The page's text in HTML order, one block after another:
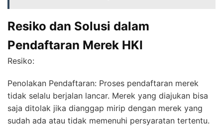
Resiko dan Solusi dalam
Pendaftaran Merek HKI
Resiko:
Penolakan Pendaftaran: Proses pendaftaran merek
tidak selalu berjalan lancar. Merek yang diajukan bisa
saja ditolak jika dianggap mirip dengan merek yang
sudah ada atau tidak memenuhi persyaratan tertentu.